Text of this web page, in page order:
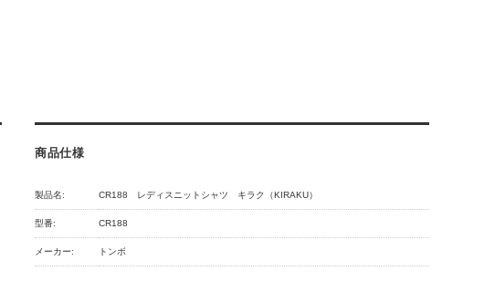
商品仕様
製品名: CR188 レディスニットシャツ キラク（KIRAKU）
型番: CR188
メーカー: トンボ